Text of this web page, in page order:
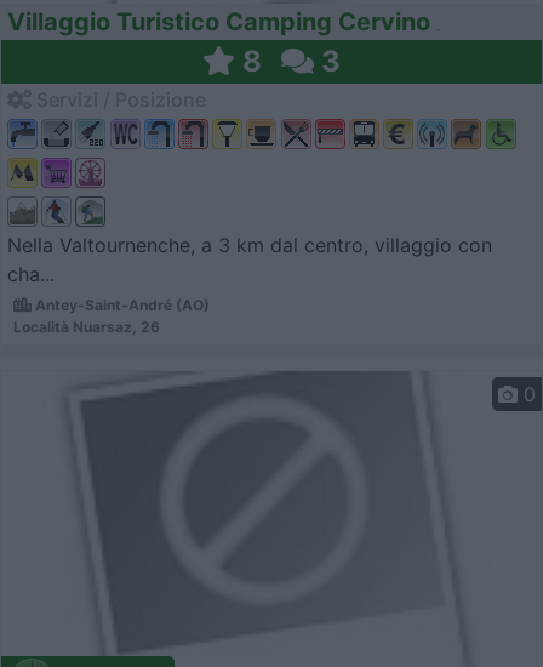
Villaggio Turistico Camping Cervino
8 3
Nella Valtournenche, a 3 km dal centro, villaggio con
cha...
Antey-Saint-André (AO)
Località Nuarsaz, 26
0